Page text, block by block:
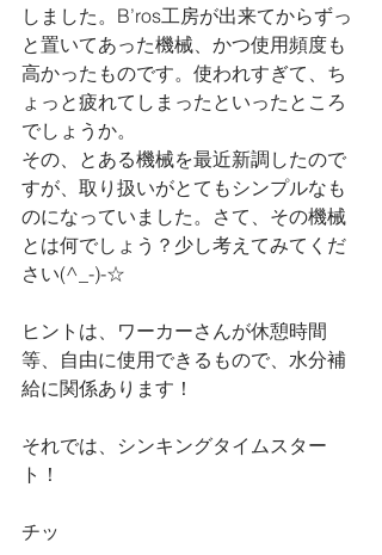
しました。B’ros工房が出来てからずっ
と置いてあった機械、かつ使用頻度も
高かったものです。使われすぎて、ち
ょっと疲れてしまったといったところ
でしょうか。
その、とある機械を最近新調したので
すが、取り扱いがとてもシンプルなも
のになっていました。さて、その機械
とは何でしょう？少し考えてみてくだ
さい(^_-)-☆
ヒントは、ワーカーさんが休憩時間
等、自由に使用できるもので、水分補
給に関係あります！
それでは、シンキングタイムスター
ト！
チッ